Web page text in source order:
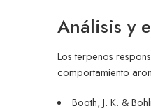
Análisis y
Los terpenos
comportamiento
Booth, J. K. &